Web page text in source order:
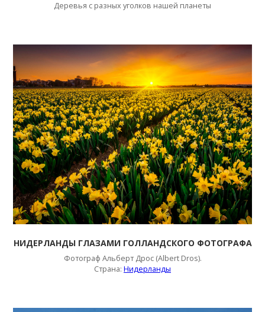
Деревья с разных уголков нашей планеты
НИДЕРЛАНДЫ ГЛАЗАМИ ГОЛЛАНДСКОГО ФОТОГРАФА
Фотограф Альберт Дрос (Albert Dros).
Страна: Нидерланды